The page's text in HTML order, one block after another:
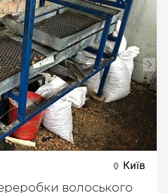
Київ
волоського